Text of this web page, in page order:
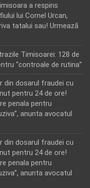
a respins
lui Cornel Urcan,
tatalui sau! Urmează
Timisoarei: 128 de
“controale de rutina”
din dosarul fraudei cu
pentru 24 de ore!
penala pentru
anunta avocatul
din dosarul fraudei cu
pentru 24 de ore!
penala pentru
anunta avocatul